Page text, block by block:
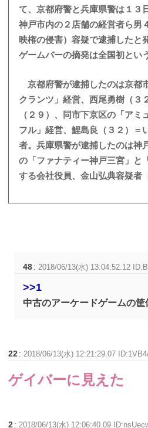
て、京都府警と兵庫県警は１３
神戸市内の２店舗の経営者ら男
映権の侵害）容疑で逮捕したと
ゲームバーの摘発は全国初という
京都府警が逮捕したのは京都
クランツ」経営、西尾勇樹（３
（２９）、同市下京区の「アミ
フル」経営、鯉島良（３２）＝
者。兵庫県警が逮捕したのは神
の「ファナティー神戸三宮」と
する会社役員、金山弘典容疑者
48 : 2018/06/13(水) 13:04:52.12
>>1
中古のアーケードゲームの筐
22 : 2018/06/13(水) 12:21:29.07
ゲイバーに見えた
2 :2018/06/13(水) 12:06:40.09